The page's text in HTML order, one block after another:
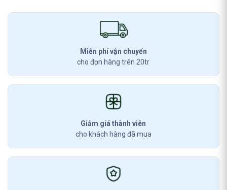
Miễn phí vận chuyển
cho đơn hàng trên 20tr
Giảm giá thành viên
cho khách hàng đã mua